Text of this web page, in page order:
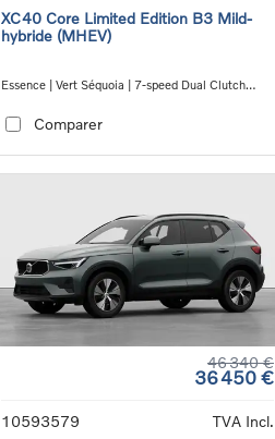
XC40 Core Limited Edition B3 Mild-
hybride (MHEV)
Essence | Vert Séquoia | 7-speed Dual Clutch
Comparer
46 340 €
36 450 €
10593579
TVA Incl.